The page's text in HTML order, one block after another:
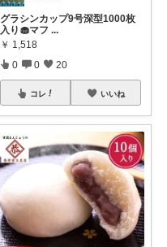
グラシンカップ9号深型1000枚
入り🧁マフ ...
￥ 1,518
0 0 20
コレ いいね